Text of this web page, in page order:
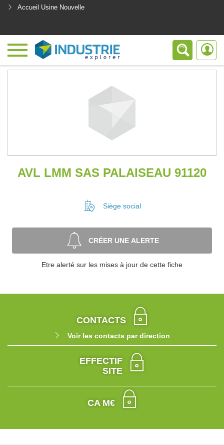
Accueil Usine Nouvelle
AVL LMM SAS PALAISEAU 91120
Siège social
CRÉER UNE ALERTE
Etre alerté sur les mises à jour de cette fiche
CONTACTS
Voir les contacts par direction
EFFECTIF
SITE
CA M€